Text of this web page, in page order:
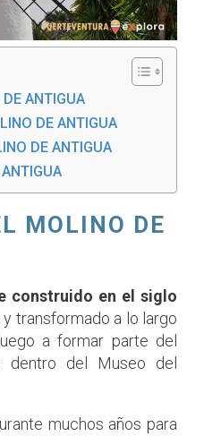
ANTIGUA
DE ANTIGUA
DE ANTIGUA
MOLINO DE
construido en el siglo
transformado a lo largo
a formar parte del
dentro del Museo del
muchos años para